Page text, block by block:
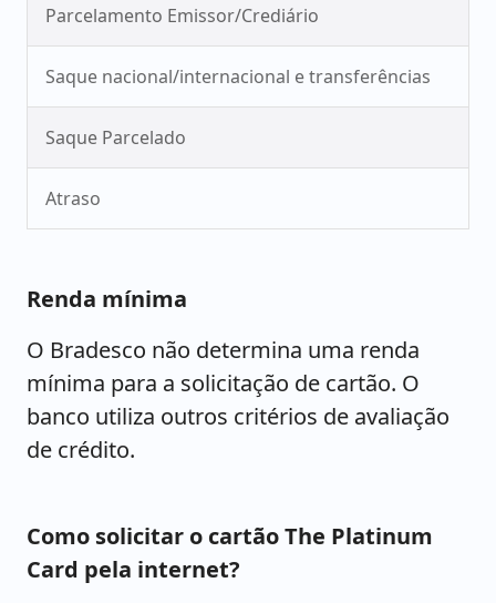
Parcelamento Emissor/Crediário
Saque nacional/internacional e transferências
Saque Parcelado
Atraso
Renda mínima
O Bradesco não determina uma renda
mínima para a solicitação de cartão. O
banco utiliza outros critérios de avaliação
de crédito.
Como solicitar o cartão The Platinum
Card pela internet?